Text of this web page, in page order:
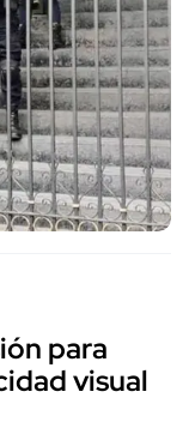
para
visual